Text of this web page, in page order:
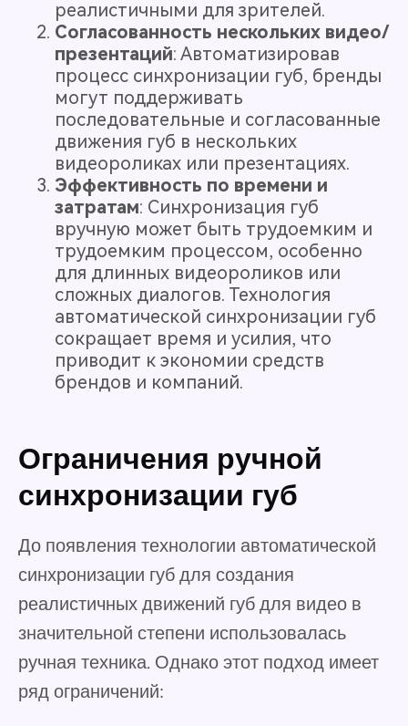
реалистичными для зрителей.
Согласованность нескольких видео/
презентаций: Автоматизировав
процесс синхронизации губ, бренды
могут поддерживать
последовательные и согласованные
движения губ в нескольких
видеороликах или презентациях.
Эффективность по времени и
затратам: Синхронизация губ
вручную может быть трудоемким и
трудоемким процессом, особенно
для длинных видеороликов или
сложных диалогов. Технология
автоматической синхронизации губ
сокращает время и усилия, что
приводит к экономии средств
брендов и компаний.
Ограничения ручной
синхронизации губ
До появления технологии автоматической
синхронизации губ для создания
реалистичных движений губ для видео в
значительной степени использовалась
ручная техника. Однако этот подход имеет
ряд ограничений: